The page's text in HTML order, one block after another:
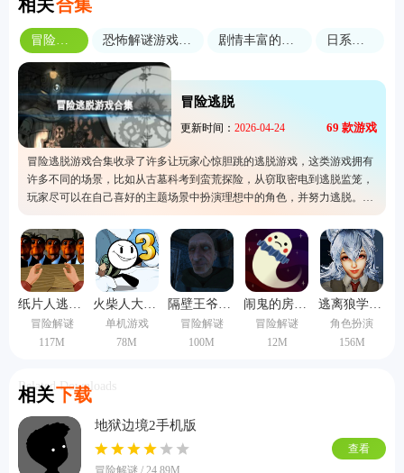
相关合集
冒险逃脱
更新时间： 2026-04-24 69 款游戏
冒险逃脱游戏合集收录了许多让玩家心惊胆跳的逃脱游戏，这类游戏拥有
许多不同的场景，比如从古墓科考到蛮荒探险，从窃取密电到逃脱监笼，
玩家尽可以在自己喜好的主题场景中扮演理想中的角色，并努力逃脱。同
时，玩家还要时刻警惕恐怖角色的突袭和追逐，必须保持警惕，迅速逃离
现场，否则就会被恐怖势力抓住并遭受恐怖的惩罚。
冒险解谜
117M
单机游戏
78M
冒险解谜
100M
闹鬼的房子汉化版
冒险解谜
12M
逃离狼学妹正版
角色扮演
156M
相关下载
Related Downloads
地狱边境2手机版
冒险解谜 / 24.89M
查看